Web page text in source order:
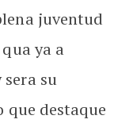
juventud
ya a
su
que destaque